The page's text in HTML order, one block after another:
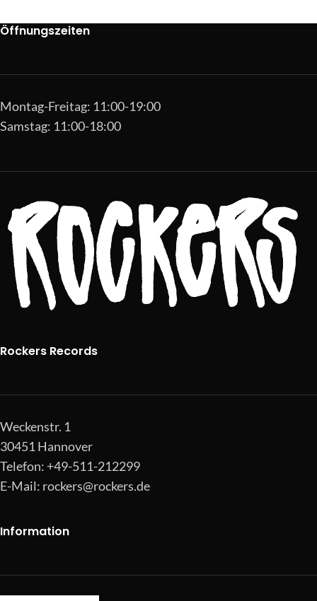
Öffnungszeiten
Montag-Freitag: 11:00-19:00
Samstag: 11:00-18:00
Rockers Records
Weckenstr. 1
30451 Hannover
Telefon: +49-511-212299
E-Mail: rockers@rockers.de
Information